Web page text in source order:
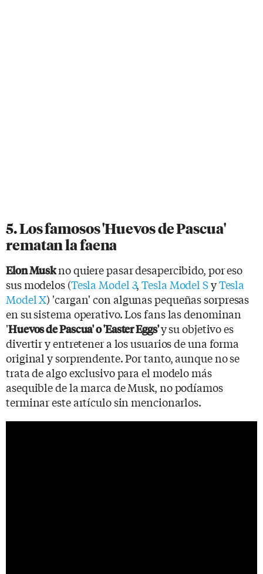
5. Los famosos 'Huevos de Pascua'
rematan la faena
Elon Muskno quiere pasar desapercibido, por eso
sus modelos (Tesla Model 3,Tesla Model SyTesla
Model X) 'cargan' con algunas pequeñas sorpresas
en su sistema operativo. Los fans las denominan
'Huevos de Pascua' o 'Easter Eggs'y su objetivo es
divertir y entretener a los usuarios de una forma
original y sorprendente. Por tanto, aunque no se
trata de algo exclusivo para el modelo más
asequible de la marca de Musk, no podíamos
terminar este artículo sin mencionarlos.